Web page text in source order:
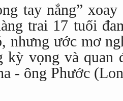
tay nắng”
trai 17 tuổi
nhưng ước mơ
kỳ vọng và quan
- ông Phước